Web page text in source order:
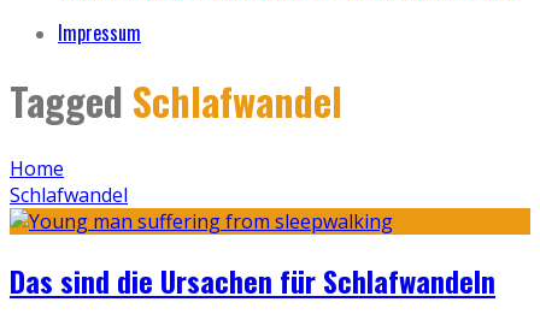
Impressum
Tagged Schlafwandel
Home
Schlafwandel
Das sind die Ursachen für Schlafwandeln